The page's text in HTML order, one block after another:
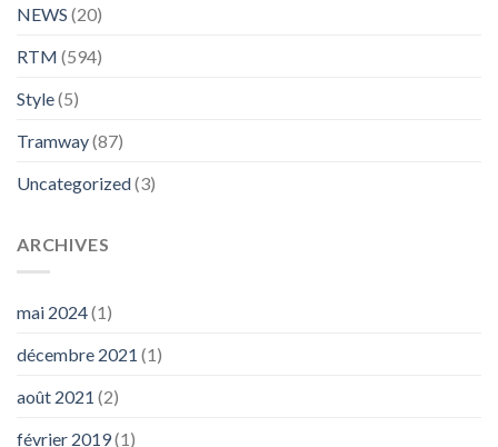
NEWS (20)
RTM (594)
Style(5)
Tramway(87)
Uncategorized(3)
ARCHIVES
mai 2024(1)
décembre 2021 (1)
août 2021 (2)
février 2019(1)